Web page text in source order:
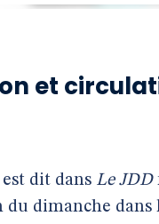
et
dit dans Le JDD
dimanche dans